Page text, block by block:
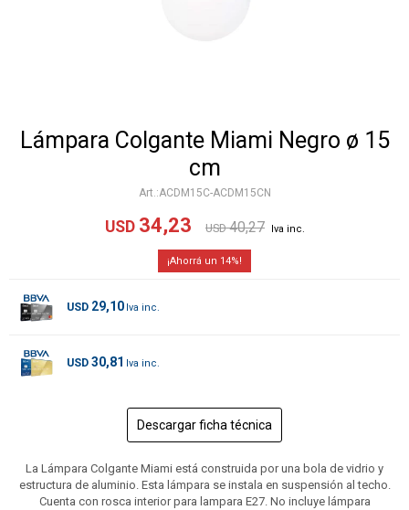
Lámpara Colgante Miami Negro ø 15
cm
ACDM15C-ACDM15CN
USD 34,23 USD 40,27
14
USD 29,10
USD 30,81
Descargar ficha técnica
La Lámpara Colgante Miami está construida por una bola de vidrio y
estructura de aluminio. Esta lámpara se instala en suspensión al techo.
Cuenta con rosca interior para lampara E27. No incluye lámpara